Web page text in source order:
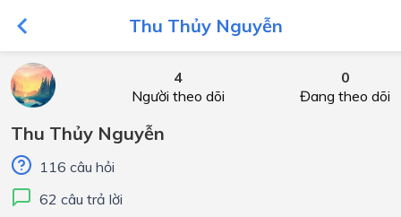
Thu Thủy Nguyễn
4
Người theo dõi
0
Đang theo dõi
Thu Thủy Nguyễn
116 câu hỏi
62 câu trả lời